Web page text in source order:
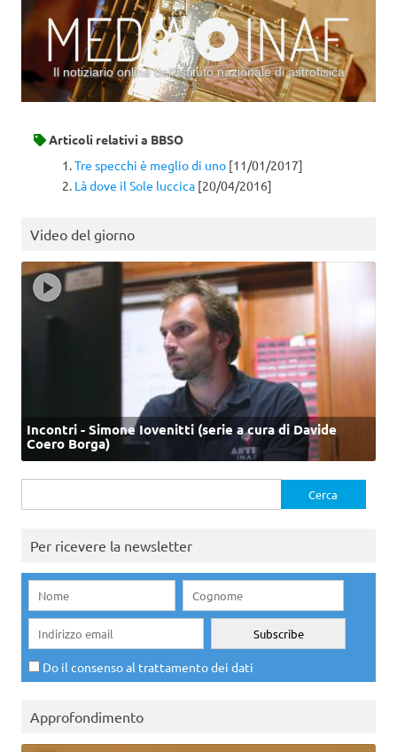
Il notiziario online dell’Istituto nazionale di astrofisica
Articoli relativi a BBSO
Tre specchi è meglio di uno [11/01/2017]
Là dove il Sole luccica [20/04/2016]
Video del giorno
Incontri - Simone Iovenitti (serie a cura di Davide
Coero Borga)
per:
Per ricevere la newsletter
Do il consenso al trattamento dei dati
Approfondimento